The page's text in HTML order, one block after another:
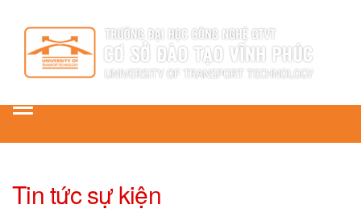
Toggle
Tin tức sự kiện